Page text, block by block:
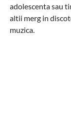
adolescenta sau
altii merg in
muzica.